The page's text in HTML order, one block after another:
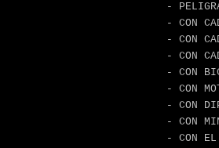
-
- CON
- CON
- CON
- CON
- CON
- CON
- CON
- CON EL